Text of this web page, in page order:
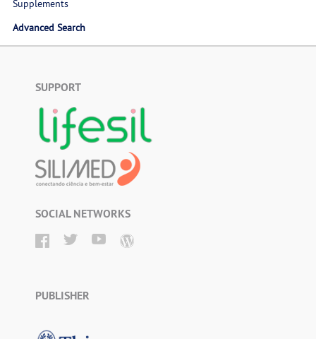
Supplements
Advanced Search
SUPPORT
SOCIAL NETWORKS
PUBLISHER